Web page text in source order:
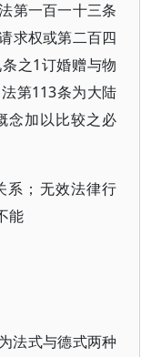
第一百一十三条
求权或第二百四
之1订婚赠与物
第113条为大陆
念加以比较之必
系；无效法律行
能
法式与德式两种